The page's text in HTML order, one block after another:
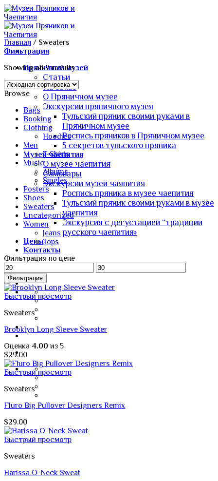
Skip
to
content
Пряничный музей
Статьи
На заказ
О Пряничном музее
Экскурсии пряничного музея
Тульский пряник своими руками в
Пряничном музее
Роспись пряников в Пряничном музее
5 секретов тульского пряника
Музей чаепития
О музее чаепития
Самовары
Экскурсии музей чаяпития
Роспись пряника в музее чаепития
Тульский пряник своими руками в музее
чаепития
Экскурсия с дегустацией “традиции
русского чаепития»
Цены
Контакты
Главная / Sweaters
Фильтрация
Showing all 7 results
Browse
Bags
Booking
Clothing
Hoodies
Men
T-Shirts
Music
Albums
Singles
Posters
Shoes
Sweaters
Uncategorized
Women
Jeans
Tops
Фильтрация по цене
Минимальная
цена
Максимальная
цена
Фильтрация
Быстрый просмотр
Sweaters
Brooklyn Long Sleeve Sweater
Оценка 4.00из 5
$29.00
Быстрый просмотр
Sweaters
Fluro Big Pullover Designers Remix
$29.00
Быстрый просмотр
Sweaters
Harissa O-Neck Sweat